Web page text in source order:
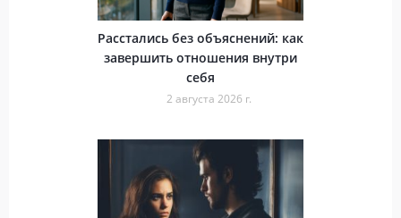
Расстались без объяснений: как
завершить отношения внутри
себя
2 августа 2026 г.